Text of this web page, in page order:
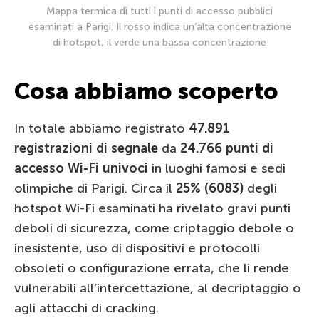
Mappa termica di tutti i punti di accesso pubblici
esaminati a Parigi. Il rosso indica un’alta concentrazione
di hotspot, il verde una bassa concentrazione
Cosa abbiamo scoperto
In totale abbiamo registrato 47.891
registrazioni di segnale da 24.766 punti di
accesso Wi-Fi univoci in luoghi famosi e sedi
olimpiche di Parigi. Circa il 25% (6083) degli
hotspot Wi-Fi esaminati ha rivelato gravi punti
deboli di sicurezza, come criptaggio debole o
inesistente, uso di dispositivi e protocolli
obsoleti o configurazione errata, che li rende
vulnerabili all’intercettazione, al decriptaggio o
agli attacchi di cracking.